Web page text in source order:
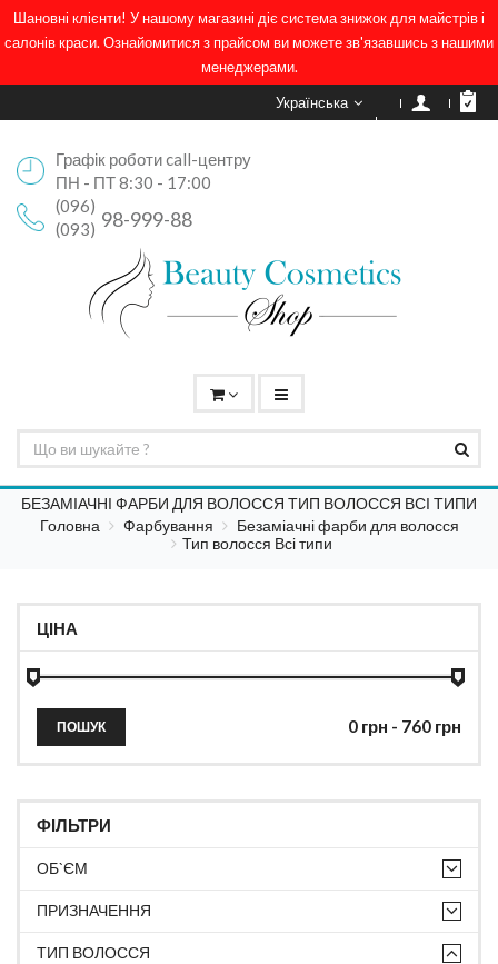
Шановні клієнти! У нашому магазині діє система знижок для майстрів і
салонів краси. Ознайомитися з прайсом ви можете зв'язавшись з нашими
менеджерами.
Українська
Графік роботи call-центру
ПН - ПТ 8:30 - 17:00
(096)
98-999-88
(093)
БЕЗАМІАЧНІ ФАРБИ ДЛЯ ВОЛОССЯ ТИП ВОЛОССЯ ВСІ ТИПИ
Головна
Фарбування
Безаміачні фарби для волосся
Тип волосся Всі типи
ЦІНА
ПОШУК
ФІЛЬТРИ
ОБ`ЄМ
ПРИЗНАЧЕННЯ
ТИП ВОЛОССЯ